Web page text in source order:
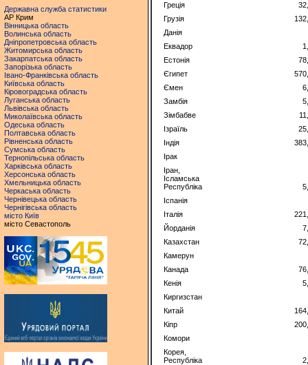
Державна служба статистики
АР Крим
Вінницька область
Волинська область
Дніпропетровська область
Житомирська область
Закарпатська область
Запорізька область
Івано-Франківська область
Київська область
Кіровоградська область
Луганська область
Львівська область
Миколаївська область
Одеська область
Полтавська область
Рівненська область
Сумська область
Тернопільська область
Харківська область
Херсонська область
Хмельницька область
Черкаська область
Чернівецька область
Чернігівська область
місто Київ
місто Севастополь
Греція
Грузія
Данія
Еквадор
Естонія
Єгипет
Ємен
Замбія
Зімбабве
Ізраїль
Індія
Ірак
Іран,
Ісламська
Республіка
Іспанія
Італія
Йорданія
Казахстан
Камерун
Канада
Кенія
Киргизстан
Китай
Кіпр
Комори
Корея,
Республіка